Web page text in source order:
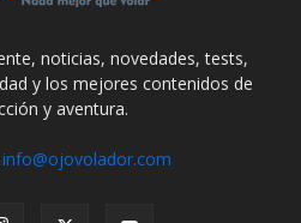
noticias, novedades, tests,
y los mejores contenidos de
y aventura.
info@ojovolador.com